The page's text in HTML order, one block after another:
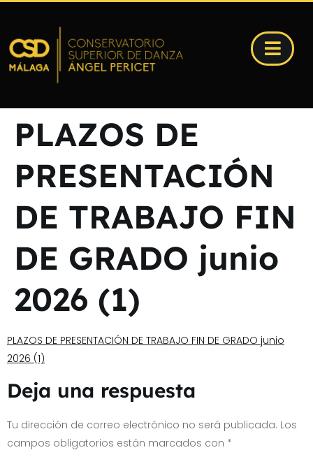
PLAZOS DE
PRESENTACIÓN
DE TRABAJO FIN
DE GRADO junio
2026 (1)
PLAZOS DE PRESENTACIÓN DE TRABAJO FIN DE GRADO junio
2026 (1)
Deja una respuesta
Tu dirección de correo electrónico no será publicada. Los
campos obligatorios están marcados con *